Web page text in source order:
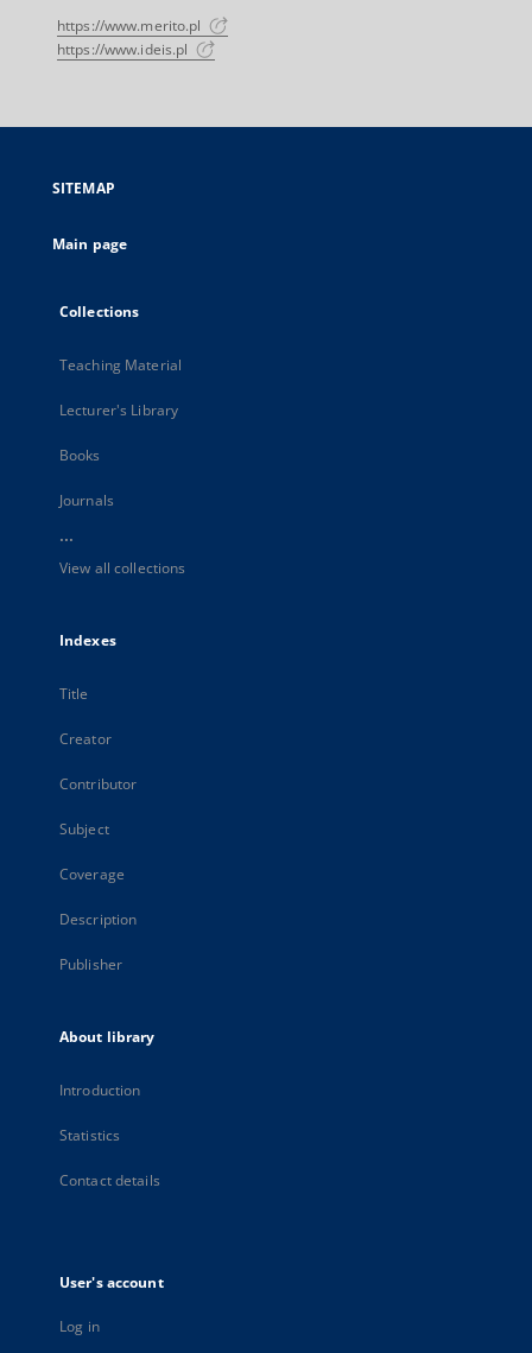
https://www.merito.pl
https://www.ideis.pl
SITEMAP
Main page
Collections
Teaching Material
Lecturer's Library
Books
Journals
...
View all collections
Indexes
Title
Creator
Contributor
Subject
Coverage
Description
Publisher
About library
Introduction
Statistics
Contact details
User's account
Log in